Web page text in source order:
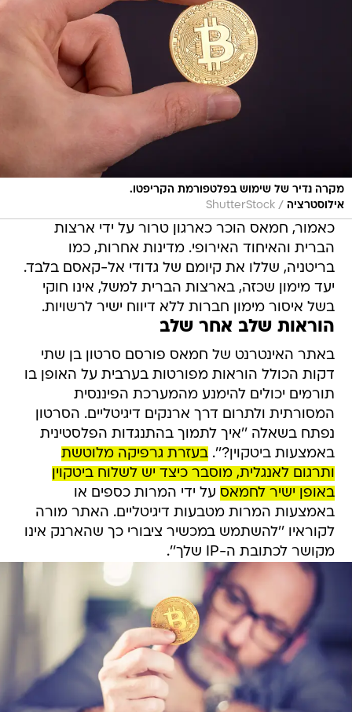
מקרה נדיר של שימוש בפלטפורמת הקריפטו.
אילוסטרציה /
ShutterStock
כאמור, חמאס הוכר כארגון טרור על ידי ארצות
הברית והאיחוד האירופי. מדינות אחרות, כמו
בריטניה, שללו את קיומם של גדודי אל-קאסם בלבד.
יעד מימון שכזה, בארצות הברית למשל, אינו חוקי
בשל איסור מימון חברות ללא דיווח ישיר לרשויות.
הוראות שלב אחר שלב
באתר האינטרנט של חמאס פורסם סרטון בן שתי
דקות הכולל הוראות מפורטות בערבית על האופן בו
תורמים יכולים להימנע מהמערכת הפיננסית
המסורתית ולתרום דרך ארנקים דיגיטליים. הסרטון
נפתח בשאלה ''איך לתמוך בהתנגדות הפלסטינית
באמצעות ביטקוין?''.בעזרת גרפיקה מלוטשת
ותרגום לאנגלית, מוסבר כיצד יש לשלוח ביטקוין
באופן ישיר לחמאס על ידי המרות כספים או
באמצעות המרות מטבעות דיגיטליים. האתר מורה
לקוראיו ''להשתמש במכשיר ציבורי כך שהארנק אינו
מקושר לכתובת ה-IP שלך''.